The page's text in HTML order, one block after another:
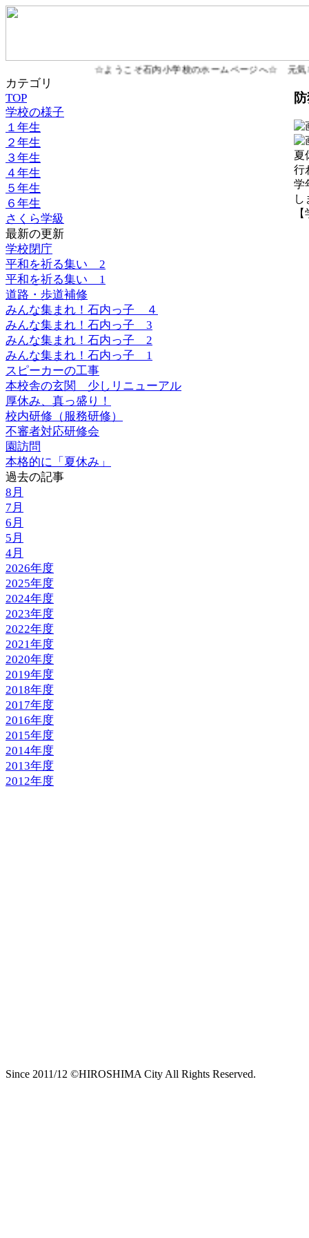
☆ようこそ石内小学校のホームページへ☆ 元気
カテゴリ
TOP
学校の様子
１年生
２年生
３年生
４年生
５年生
６年生
さくら学級
最新の更新
学校閉庁
平和を祈る集い 2
平和を祈る集い 1
道路・歩道補修
みんな集まれ！石内っ子 ４
みんな集まれ！石内っ子 3
みんな集まれ！石内っ子 2
みんな集まれ！石内っ子 1
スピーカーの工事
本校舎の玄関 少しリニューアル
厚休み、真っ盛り！
校内研修（服務研修）
不審者対応研修会
園訪問
本格的に「夏休み」
過去の記事
8月
7月
6月
5月
4月
2026年度
2025年度
2024年度
2023年度
2022年度
2021年度
2020年度
2019年度
2018年度
2017年度
2016年度
2015年度
2014年度
2013年度
2012年度
夏
行
学
し
Since 2011/12 ©HIROSHIMA City All Rights Reserved.